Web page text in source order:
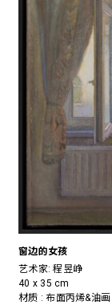
窗边的女孩
艺术家:程昱峥
40 x 35 cm
材质 : 布面丙烯&油画